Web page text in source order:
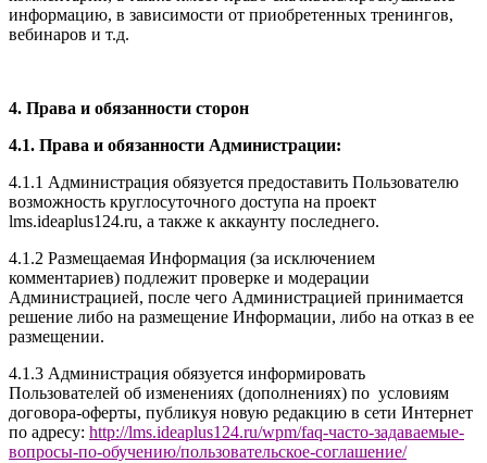
информацию, в зависимости от приобретенных тренингов,
вебинаров и т.д.
4. Права и обязанности сторон
4.1. Права и обязанности Администрации:
4.1.1 Администрация обязуется предоставить Пользователю
возможность круглосуточного доступа на проект
lms.ideaplus124.ru, а также к аккаунту последнего.
4.1.2 Размещаемая Информация (за исключением
комментариев) подлежит проверке и модерации
Администрацией, после чего Администрацией принимается
решение либо на размещение Информации, либо на отказ в ее
размещении.
4.1.3 Администрация обязуется информировать
Пользователей об изменениях (дополнениях) по условиям
договора-оферты, публикуя новую редакцию в сети Интернет
по адресу: http://lms.ideaplus124.ru/wpm/faq-часто-задаваемые-
вопросы-по-обучению/пользовательское-соглашение/